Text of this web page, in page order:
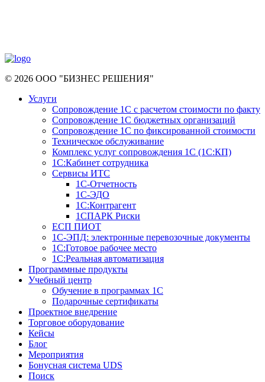
© 2026 ООО "БИЗНЕС РЕШЕНИЯ"
Услуги
Сопровождение 1С с расчетом стоимости по факту
Сопровождение 1С бюджетных организаций
Сопровождение 1С по фиксированной стоимости
Техническое обслуживание
Комплекс услуг сопровождения 1С (1С:КП)
1С:Кабинет сотрудника
Сервисы ИТС
1С-Отчетность
1С-ЭДО
1С:Контрагент
1СПАРК Риски
ЕСП ПИОТ
1С-ЭПД: электронные перевозочные документы
1С:Готовое рабочее место
1С:Реальная автоматизация
Программные продукты
Учебный центр
Обучение в программах 1С
Подарочные сертификаты
Проектное внедрение
Торговое оборудование
Кейсы
Блог
Мероприятия
Бонусная система UDS
Поиск